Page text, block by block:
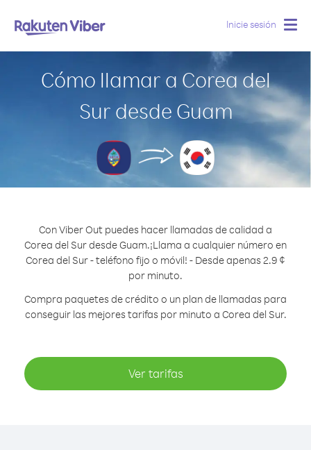
Inicie sesión
Cómo llamar a Corea del
Sur desde Guam
Con Viber Out puedes hacer llamadas de calidad a
Corea del Sur desde Guam.¡Llama a cualquier número en
Corea del Sur - teléfono fijo o móvil! - Desde apenas 2.9 ¢
por minuto.
Compra paquetes de crédito o un plan de llamadas para
conseguir las mejores tarifas por minuto a Corea del Sur.
Ver tarifas